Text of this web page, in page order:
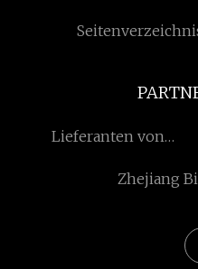
Lieferanten von
Autoabdeckungen
Zhejiang